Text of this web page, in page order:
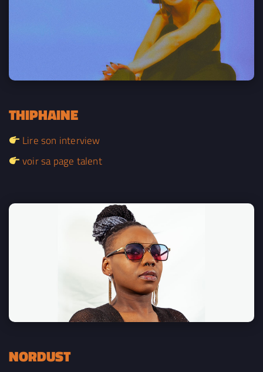
THIPHAINE
Lire son interview
voir sa page talent
NORDUST